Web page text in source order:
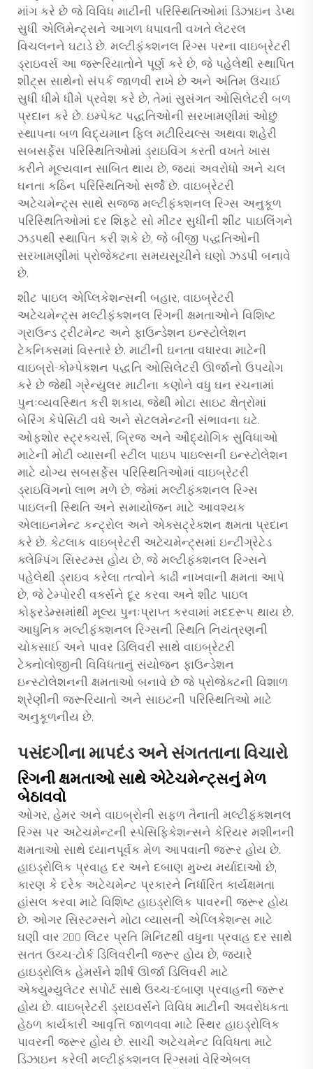
માંગ કરે છે જે વિવિધ માટીની પરિસ્થિતિઓમાં ડિઝાઇન ડેપ્થ
સુધી એલિમેન્ટ્સને આગળ ધપાવતી વખતે લેટરલ
વિચલનને ઘટાડે છે. મલ્ટીફંક્શનલ રિગ્સ પરના વાઇબ્રેટરી
ડ્રાઇવર્સ આ જરૂરિયાતોને પૂર્ણ કરે છે, જે પહેલેથી સ્થાપિત
શીટ્સ સાથેનો સંપર્ક જાળવી રાખે છે અને અંતિમ ઉંચાઈ
સુધી ધીમે ધીમે પ્રવેશ કરે છે, તેમાં સુસંગત ઓસિલેટરી બળ
પ્રદાન કરે છે. ઇમ્પેક્ટ પદ્ધતિઓની સરખામણીમાં ઓછું
સ્થાપના બળ વિદ્યમાન ફિલ મટીરિયલ્સ અથવા શહેરી
સબસર્ફેસ પરિસ્થિતિઓમાં ડ્રાઇવિંગ કરતી વખતે ખાસ
કરીને મૂલ્યવાન સાબિત થાય છે, જ્યાં અવરોધો અને ચલ
ઘનતા કઠિન પરિસ્થિતિઓ સર્જે છે. વાઇબ્રેટરી
અટેચમેન્ટ્સ સાથે સજ્જ મલ્ટીફંક્શનલ રિગ્સ અનુકૂળ
પરિસ્થિતિઓમાં દર શિફ્ટે સો મીટર સુધીની શીટ પાઇલિંગને
ઝડપથી સ્થાપિત કરી શકે છે, જે બીજી પદ્ધતિઓની
સરખામણીમાં પ્રોજેક્ટના સમયસૂચીને ઘણો ઝડપી બનાવે
છે.
શીટ પાઇલ એપ્લિકેશન્સની બહાર, વાઇબ્રેટરી
અટેચમેન્ટ્સ મલ્ટીફંક્શનલ રિગની ક્ષમતાઓને વિશિષ્ટ
ગ્રાઉન્ડ ટ્રીટમેન્ટ અને ફાઉન્ડેશન ઇન્સ્ટોલેશન
ટેકનિક્સમાં વિસ્તારે છે. માટીની ઘનતા વધારવા માટેની
વાઇબ્રો-કોમ્પેક્શન પદ્ધતિ ઓસિલેટરી ઊર્જાનો ઉપયોગ
કરે છે જેથી ગ્રેન્યુલર માટીના કણોને વધુ ઘન રચનામાં
પુનઃવ્યવસ્થિત કરી શકાય, જેથી મોટા સાઇટ ક્ષેત્રોમાં
બેરિંગ કેપેસિટી વધે અને સેટલમેન્ટની સંભાવના ઘટે.
ઓફશોર સ્ટ્રક્ચર્સ, બ્રિજ અને ઔદ્યોગિક સુવિધાઓ
માટેની મોટી વ્યાસની સ્ટીલ પાઇપ પાઇલ્સની ઇન્સ્ટોલેશન
માટે યોગ્ય સબસર્ફેસ પરિસ્થિતિઓમાં વાઇબ્રેટરી
ડ્રાઇવિંગનો લાભ મળે છે, જેમાં મલ્ટીફંક્શનલ રિગ્સ
પાઇલની સ્થિતિ અને સમાયોજન માટે આવશ્યક
એલાઇનમેન્ટ કન્ટ્રોલ અને એક્સટ્રેક્શન ક્ષમતા પ્રદાન
કરે છે. કેટલાક વાઇબ્રેટરી અટેચમેન્ટ્સમાં ઇન્ટીગ્રેટેડ
ક્લેમ્પિંગ સિસ્ટમ્સ હોય છે, જે મલ્ટીફંક્શનલ રિગ્સને
પહેલેથી ડ્રાઇવ કરેલા તત્વોને કાઢી નાખવાની ક્ષમતા આપે
છે, જે ટેમ્પોરરી વર્ક્સને દૂર કરવા અને શીટ પાઇલ
કોફરડેમ્સમાંથી મૂલ્ય પુનઃપ્રાપ્ત કરવામાં મદદરૂપ થાય છે.
આધુનિક મલ્ટીફંક્શનલ રિગ્સની સ્થિતિ નિયંત્રણની
ચોકસાઈ અને પાવર ડિલિવરી સાથે વાઇબ્રેટરી
ટેક્નોલોજીની વિવિધતાનું સંયોજન ફાઉન્ડેશન
ઇન્સ્ટોલેશનની ક્ષમતાઓ બનાવે છે જે પ્રોજેક્ટની વિશાળ
શ્રેણીની જરૂરિયાતો અને સાઇટની પરિસ્થિતિઓ માટે
અનુકૂળનીય છે.
પસંદગીના માપદંડ અને સંગતતાના વિચારો
રિગની ક્ષમતાઓ સાથે એટેચમેન્ટ્સનું મેળ
બેઠાવવો
ઓગર, હેમર અને વાઇબ્રોની સફળ તૈનાતી મલ્ટીફંક્શનલ
રિગ્સ પર અટેચમેન્ટની સ્પેસિફિકેશન્સને કેરિયર મશીનની
ક્ષમતાઓ સાથે ધ્યાનપૂર્વક મેળ આપવાની જરૂર હોય છે.
હાઇડ્રોલિક પ્રવાહ દર અને દબાણ મુખ્ય મર્યાદાઓ છે,
કારણ કે દરેક અટેચમેન્ટ પ્રકારને નિર્ધારિત કાર્યક્ષમતા
હાંસલ કરવા માટે વિશિષ્ટ હાઇડ્રોલિક પાવરની જરૂર હોય
છે. ઓગર સિસ્ટમ્સને મોટા વ્યાસની એપ્લિકેશન્સ માટે
ઘણી વાર 200 લિટર પ્રતિ મિનિટથી વધુના પ્રવાહ દર સાથે
સતત ઉચ્ચ-ટોર્ક ડિલિવરીની જરૂર હોય છે, જ્યારે
હાઇડ્રોલિક હેમર્સને શીર્ષ ઊર્જા ડિલિવરી માટે
એક્યુમ્યુલેટર સપોર્ટ સાથે ઉચ્ચ-દબાણ પ્રવાહની જરૂર
હોય છે. વાઇબ્રેટરી ડ્રાઇવર્સને વિવિધ માટીની અવરોધકતા
હેઠળ કાર્યકારી આવૃત્તિ જાળવવા માટે સ્થિર હાઇડ્રોલિક
પાવરની જરૂર હોય છે. સાચી અટેચમેન્ટ વિવિધતા માટે
ડિઝાઇન કરેલી મલ્ટીફંક્શનલ રિગ્સમાં વેરિએબલ